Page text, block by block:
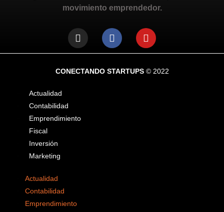
movimiento emprendedor.
CONECTANDO STARTUPS© 2022
Actualidad
Contabilidad
Emprendimiento
Fiscal
Inversión
Marketing
Actualidad
Contabilidad
Emprendimiento